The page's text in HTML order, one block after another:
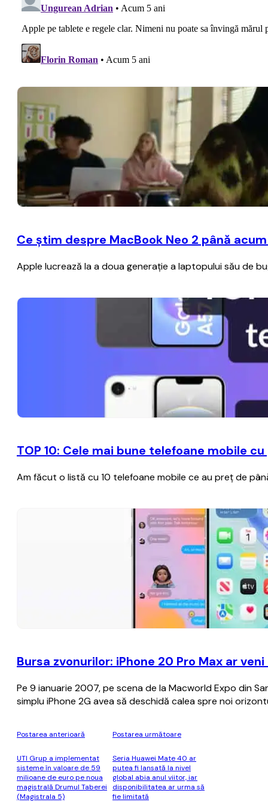
Ce știm despre MacBook Neo 2 până
Apple lucrează la a doua generație a laptopului său de
TOP 10: Cele mai bune telefoane mobile
Am făcut o listă cu 10 telefoane mobile ce au preț de
Bursa zvonurilor: iPhone 20 Pro Max ar
Pe 9 ianuarie 2007, pe scena de la Macworld Expo din
simplu iPhone 2G avea să deschidă calea spre noi
Postarea anterioară
UTI Grup a implementat
sisteme în valoare de 59
milioane de euro pe noua
magistrală Drumul Taberei
(Magistrala 5)
Postarea următoare
Seria Huawei Mate 40 ar
putea fi lansată la nivel
global abia anul viitor, iar
disponibilitatea ar urma să
fie limitată